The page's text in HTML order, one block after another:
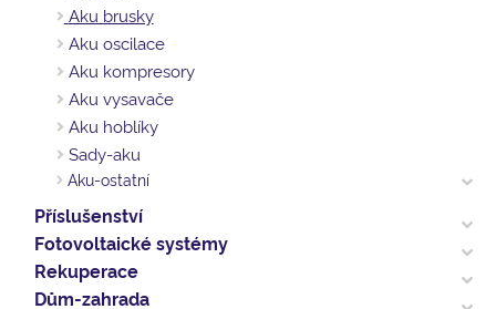
Aku brusky
Aku oscilace
Aku kompresory
Aku vysavače
Aku hoblíky
Sady-aku
Aku-ostatní
Příslušenství
Fotovoltaické systémy
Rekuperace
Dům-zahrada